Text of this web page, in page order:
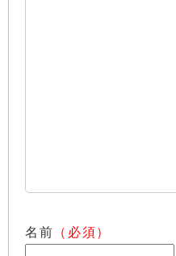
名前 （必須）